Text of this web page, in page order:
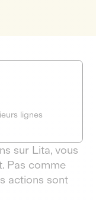
lignes
sur Lita, vous
Pas comme
actions sont